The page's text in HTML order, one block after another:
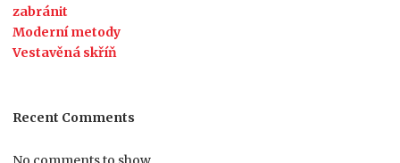
zabránit
Moderní metody
Vestavěná skříň
Recent Comments